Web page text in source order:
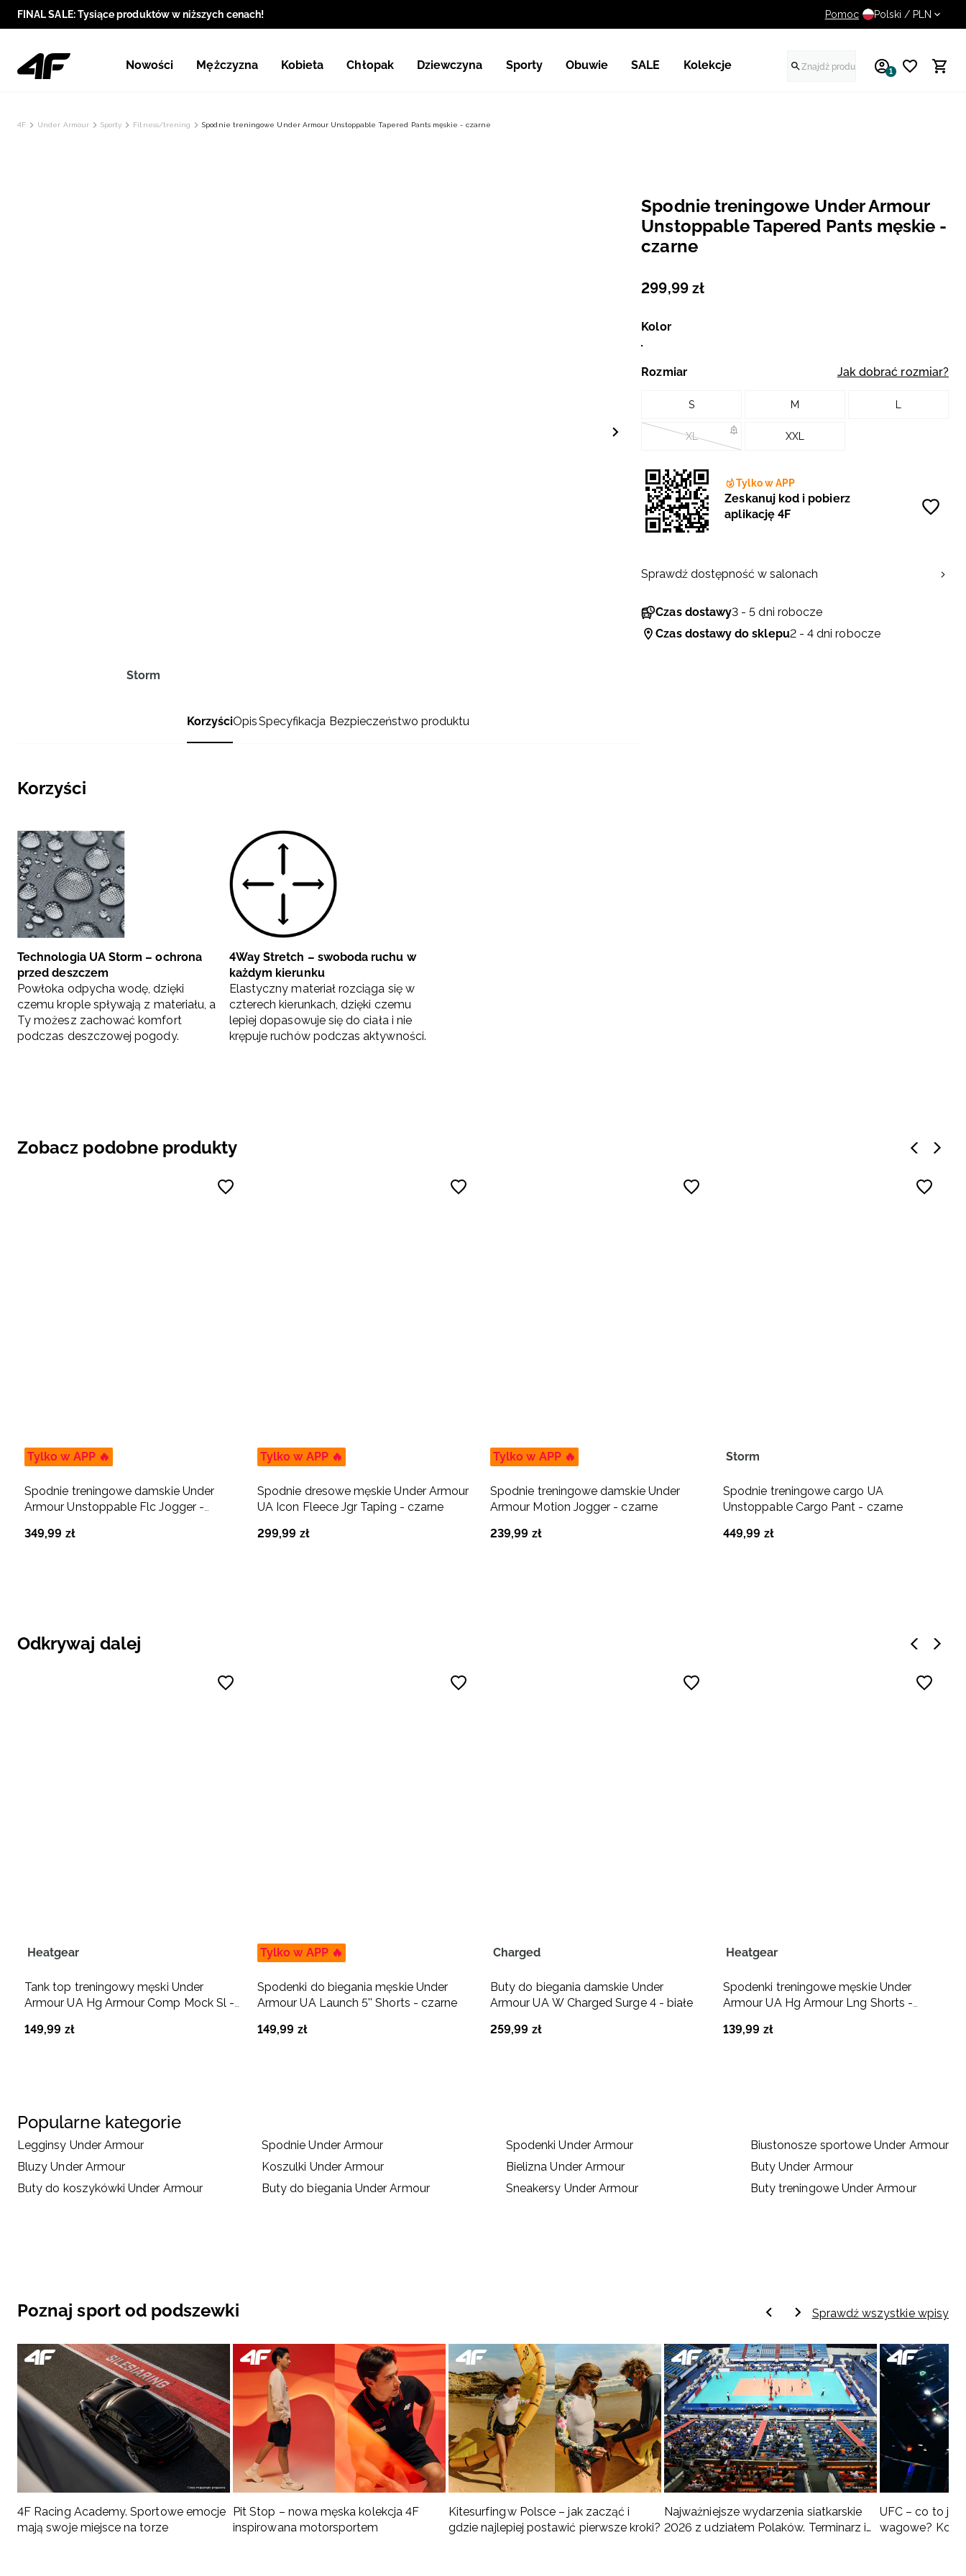
FINAL SALE: Tysiące produktów w niższych cenach! UWAGA NA FAŁSZYWE
Pomoc Polski / PLN
Nowości Mężczyzna Kobieta Chłopak Dziewczyna Sporty Obuwie SALE Kolekcje 1
4F Under Armour Sporty Fitness/trening Spodnie treningowe Under Armour Unstoppable Tapered Pants męskie - czarne
Storm
KorzyściOpisSpecyfikacja Bezpieczeństwo produktu
Korzyści
Technologia UA Storm – ochrona
przed deszczem
Powłoka odpycha wodę, dzięki
czemu krople spływają z materiału, a
Ty możesz zachować komfort
podczas deszczowej pogody.
4Way Stretch – swoboda ruchu w
każdym kierunku
Elastyczny materiał rozciąga się w
czterech kierunkach, dzięki czemu
lepiej dopasowuje się do ciała i nie
krępuje ruchów podczas aktywności.
Spodnie treningowe Under Armour
Unstoppable Tapered Pants męskie -
czarne
299,99 zł
Kolor
Rozmiar Jak dobrać rozmiar?
S M
XL XXL
Tylko w APP
Zeskanuj kod i pobierz
aplikację 4F
Czas dostawy3 - 5 dni robocze
Czas dostawy do sklepu2 - 4 dni robocze
Sprawdź dostępność w salonach
Zobacz podobne produkty
Tylko w APP 🔥
Spodnie treningowe damskie Under
Armour Unstoppable Flc Jogger -
349,99 zł
Tylko w APP 🔥
Spodnie dresowe męskie Under Armour
UA Icon Fleece Jgr Taping - czarne
299,99 zł
Tylko w APP 🔥
Spodnie treningowe damskie Under
Armour Motion Jogger - czarne
239,99 zł
Storm
Spodnie treningowe cargo UA
Unstoppable Cargo Pant - czarne
449,99 zł
Odkrywaj dalej
Heatgear
Tank top treningowy męski Under
Armour UA Hg Armour Comp Mock Sl -
149,99 zł
Tylko w APP 🔥
Spodenki do biegania męskie Under
Armour UA Launch 5'' Shorts - czarne
149,99 zł
Charged
Buty do biegania damskie Under
Armour UA W Charged Surge 4 - białe
259,99 zł
Heatgear
Spodenki treningowe męskie Under
Armour UA Hg Armour Lng Shorts -
139,99 zł
Popularne kategorie
Legginsy Under Armour Spodnie Under Armour Spodenki Under Armour
Biustonosze sportowe Under Armour
Bluzy Under Armour
Koszulki Under Armour Bielizna Under Armour
Buty Under Armour
Buty do koszykówki Under Armour
Buty do biegania Under Armour Sneakersy Under Armour Buty treningowe Under Armour
Poznaj sport od podszewki Sprawdź wszystkie wpisy
4F Racing Academy. Sportowe emocje
mają swoje miejsce na torze
Pit Stop – nowa męska kolekcja 4F
inspirowana motorsportem
Kitesurfing w Polsce – jak zacząć i
gdzie najlepiej postawić pierwsze kroki?
Najważniejsze wydarzenia siatkarskie
2026 z udziałem Polaków. Terminarz i
UFC – co to
wagowe?